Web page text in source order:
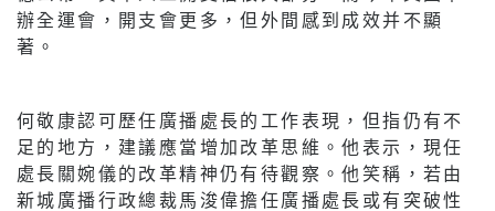
辦全運會，開支會更多，但外間感到成效并不顯
著。
何敬康認可歷任廣播處長的工作表現，但指仍有不
足的地方，建議應當增加改革思維。他表示，現任
處長關婉儀的改革精神仍有待觀察。他笑稱，若由
新城廣播行政總裁馬浚偉擔任廣播處長或有突破性